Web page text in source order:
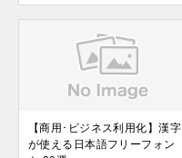
【商用･ビジネス利用化】漢字
が使える日本語フリーフォン